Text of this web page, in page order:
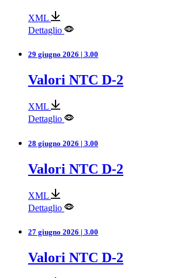
XML
Dettaglio
29 giugno 2026 | 3.00
Valori NTC D-2
XML
Dettaglio
28 giugno 2026 | 3.00
Valori NTC D-2
XML
Dettaglio
27 giugno 2026 | 3.00
Valori NTC D-2